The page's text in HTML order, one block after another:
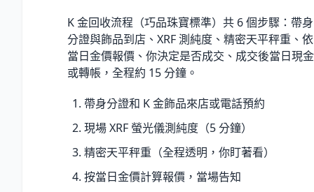
K 金回收流程（巧品珠寶標準）共 6 個步驟：帶身
分證與飾品到店、XRF 測純度、精密天平秤重、依
當日金價報價、你決定是否成交、成交後當日現金
或轉帳，全程約 15 分鐘。
帶身分證和 K 金飾品來店或電話預約
現場 XRF 螢光儀測純度（5 分鐘）
精密天平秤重（全程透明，你盯著看）
按當日金價計算報價，當場告知